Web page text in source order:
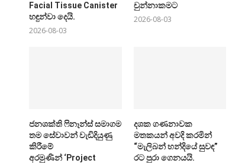
Facial Tissue Canister
හඳුන්වා දෙයි.
2026-08-03
චුන්නාකමට
2026-08-03
ජනශක්ති ෆිනෑන්ස් සමාගම
තම සේවාවන් වැඩිදියුණු
කිරීමේ
අරමුණින් ‘Project
දශක ගණනාවක
මතකයන් අවදි කරමින්
“මැලිබන් හන්දියේ සුවඳ”
රට පුරා ගෙනයයි.